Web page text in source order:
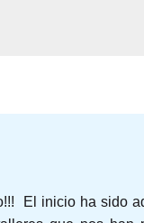
El inicio ha sido